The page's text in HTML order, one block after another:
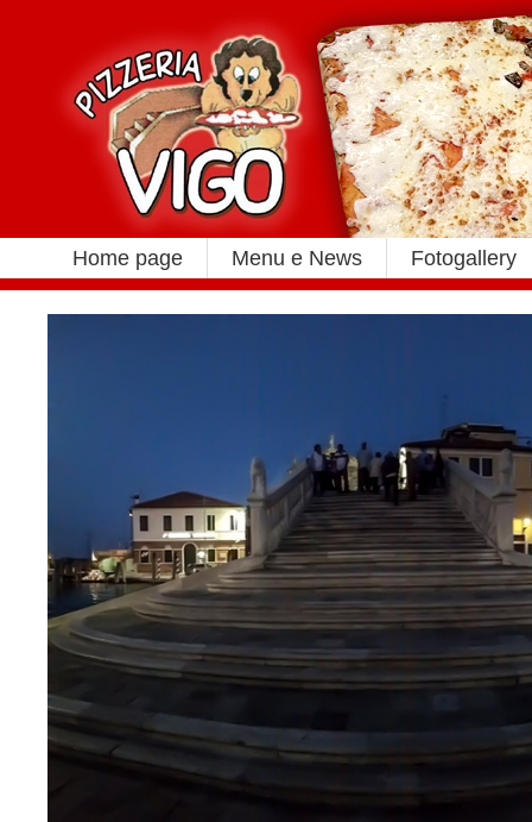
Home page Menu e News Fotogallery